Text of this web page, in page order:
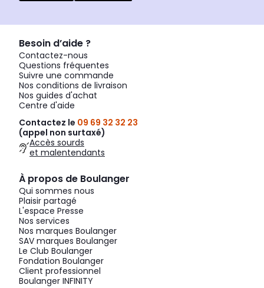
Besoin d’aide ?
Contactez-nous
Questions fréquentes
Suivre une commande
Nos conditions de livraison
Nos guides d'achat
Centre d'aide
Contactez le 09 69 32 32 23
(appel non surtaxé)
Accès sourds
et malentendants
À propos de Boulanger
Qui sommes nous
Plaisir partagé
L'espace Presse
Nos services
Nos marques Boulanger
SAV marques Boulanger
Le Club Boulanger
Fondation Boulanger
Client professionnel
Boulanger INFINITY